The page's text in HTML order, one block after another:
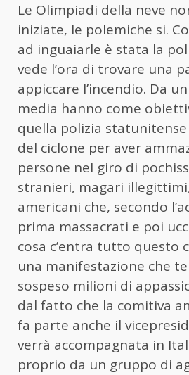
Le Olimpiadi della neve
iniziate, le polemiche si.
ad inguaiarle è stata la
vede l’ora di trovare una
appiccare l’incendio. Da
media hanno come
quella polizia statunitense
del ciclone per aver
persone nel giro di
stranieri, magari
americani che, secondo
prima massacrati e poi
cosa c’entra tutto questo
una manifestazione che
sospeso milioni di
dal fatto che la comitiva
fa parte anche il
verrà accompagnata in
proprio da un gruppo di